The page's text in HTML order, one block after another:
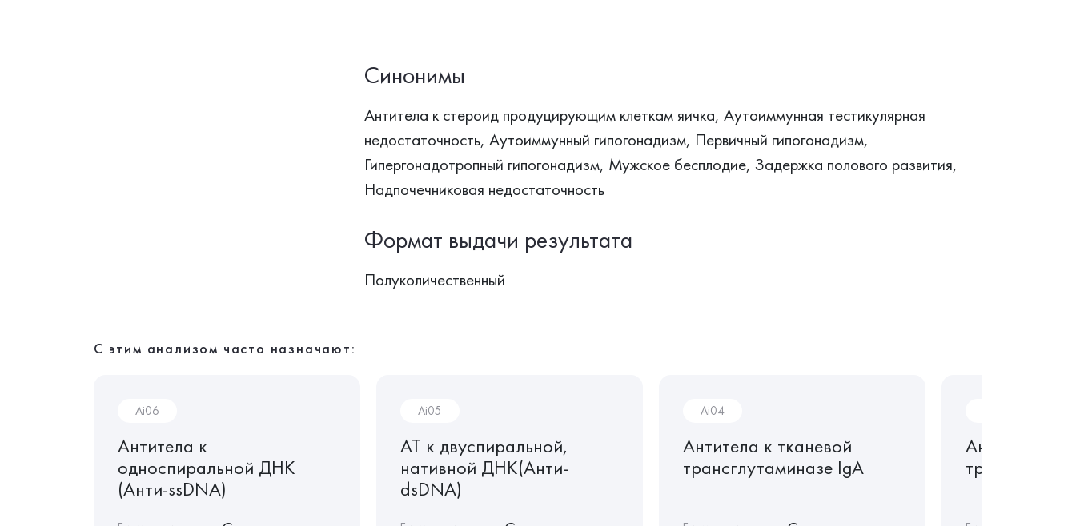
Синонимы
Антитела к стероид продуцирующим клеткам яичка, Аутоиммунная тестикулярная
недостаточность, Аутоиммунный гипогонадизм, Первичный гипогонадизм,
Гипергонадотропный гипогонадизм, Мужское бесплодие, Задержка полового развития,
Надпочечниковая недостаточность
Формат выдачи результата
Полуколичественный
С этим анализом часто назначают:
Ai06
Антитела к
односпиральной ДНК
(Анти-ssDNA)
Ai05
АТ к двуспиральной,
нативной ДНК(Анти-
dsDNA)
Ai04
Антитела к тканевой
трансглутаминазе IgA
Антитела к